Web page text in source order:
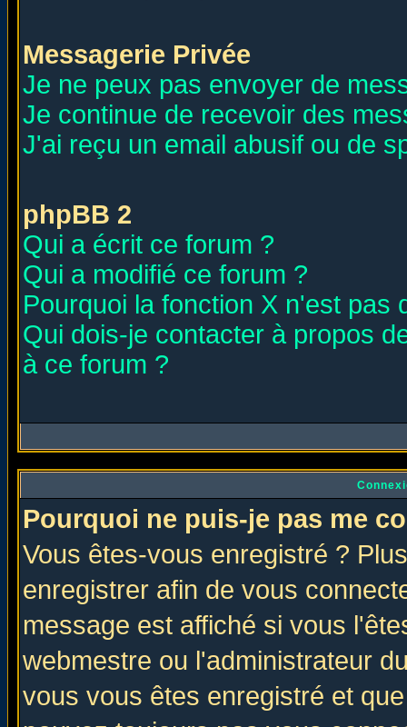
Messagerie Privée
Je ne peux pas envoyer de
Je continue de recevoir des
J'ai reçu un email abusif ou de
phpBB 2
Qui a écrit ce forum ?
Qui a modifié ce forum ?
Pourquoi la fonction X n'est pas
Qui dois-je contacter à propos
à ce forum ?
Pourquoi ne puis-je pas me
Vous êtes-vous enregistré ?
enregistrer afin de vous
message est affiché si vous
webmestre ou l'administrateur
vous vous êtes enregistré et